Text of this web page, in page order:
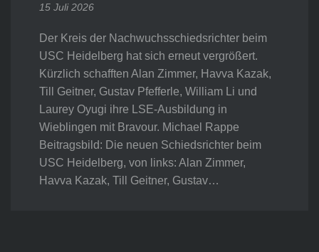
15 Juli 2026
Der Kreis der Nachwuchsschiedsrichter beim
USC Heidelberg hat sich erneut vergrößert.
Kürzlich schafften Alan Zimmer, Havva Kazak,
Till Geitner, Gustav Pfefferle, William Li und
Laurey Oyugi ihre LSE-Ausbildung in
Wieblingen mit Bravour. Michael Rappe
Beitragsbild: Die neuen Schiedsrichter beim
USC Heidelberg, von links: Alan Zimmer,
Havva Kazak, Till Geitner, Gustav…